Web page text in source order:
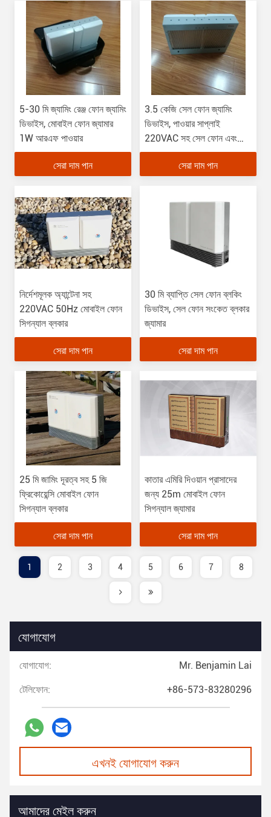
5-30 মি জ্যামিং রেঞ্জ ফোন জ্যামিং
ডিভাইস, মোবাইল ফোন জ্যামার
1W আরএফ পাওয়ার
সেরা দাম পান
3.5 কেজি সেল ফোন জ্যামিং
ডিভাইস, পাওয়ার সাপ্লাই
220VAC সহ সেল ফোন এবং
ওয়াইফাই জ্যামার
সেরা দাম পান
নির্দেশমূলক অ্যান্টেনা সহ
220VAC 50Hz মোবাইল ফোন
সিগন্যাল ব্লকার
সেরা দাম পান
30 মি ব্যাপ্তি সেল ফোন ব্লকিং
ডিভাইস, সেল ফোন সংকেত ব্লকার
জ্যামার
সেরা দাম পান
25 মি জামিং দূরত্ব সহ 5 জি
ফ্রিকোয়েন্সি মোবাইল ফোন
সিগন্যাল ব্লকার
সেরা দাম পান
কাতার এমিরি দিওয়ান প্রাসাদের
জন্য 25m মোবাইল ফোন
সিগন্যাল জ্যামার
সেরা দাম পান
1 2 3 4 5 6 7 8
যোগাযোগ
যোগাযোগ: Mr. Benjamin Lai
টেলিফোন: +86-573-83280296
এখনই যোগাযোগ করুন
আমাদের মেইল করুন